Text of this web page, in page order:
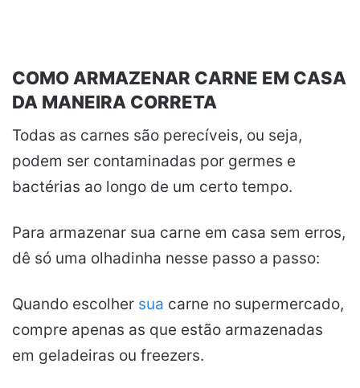
COMO ARMAZENAR CARNE EM CASA
DA MANEIRA CORRETA
Todas as carnes são perecíveis, ou seja,
podem ser contaminadas por germes e
bactérias ao longo de um certo tempo.
Para armazenar sua carne em casa sem erros,
dê só uma olhadinha nesse passo a passo:
Quando escolher sua carne no supermercado,
compre apenas as que estão armazenadas
em geladeiras ou freezers.